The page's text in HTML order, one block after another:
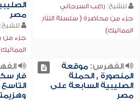
للشيخ: راغب السرجاني
جزء من محاضرة ( سلسلة التتار
المماليك)
مصر
للشيخ:
جزء من
الفهرس:موقعة
المنصورة , الحملة
الصليبية السابعة على
مصر
فار